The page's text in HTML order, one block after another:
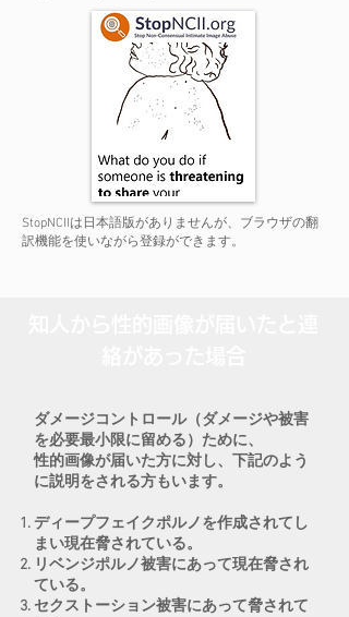
​StopNCIIは日本語版がありませんが、ブラウザの翻
訳機能を使いながら登録ができます。​​​​
ダメージコントロール（ダメージや被害
を必要最小限に留める）ために、
性的画像が届いた方に対し、下記のよう
に説明をされる方もいます。
ディープフェイクポルノを作成されてし
まい現在脅されている。
リベンジポルノ被害にあって現在脅され
ている。
セクストーション被害にあって脅されて